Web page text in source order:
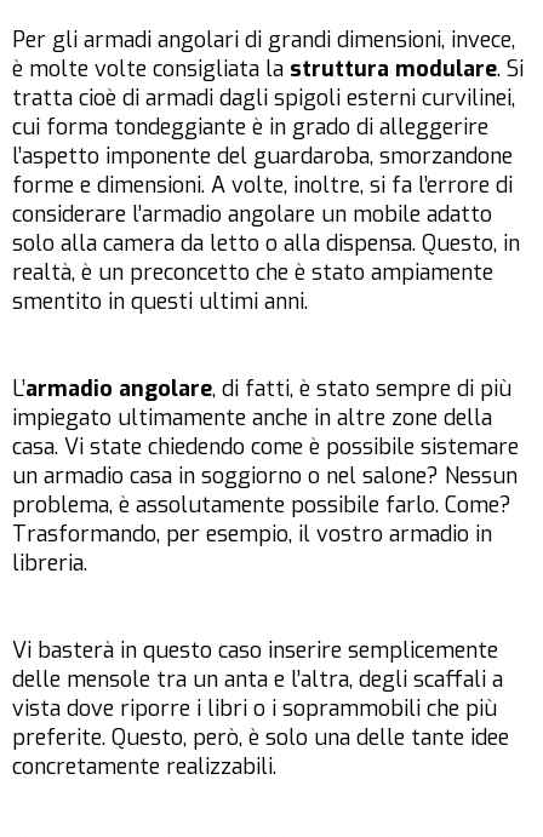
Per gli armadi angolari di grandi dimensioni, invece,
è molte volte consigliata la struttura modulare. Si
tratta cioè di armadi dagli spigoli esterni curvilinei,
cui forma tondeggiante è in grado di alleggerire
l’aspetto imponente del guardaroba, smorzandone
forme e dimensioni. A volte, inoltre, si fa l’errore di
considerare l’armadio angolare un mobile adatto
solo alla camera da letto o alla dispensa. Questo, in
realtà, è un preconcetto che è stato ampiamente
smentito in questi ultimi anni.
L’armadio angolare, di fatti, è stato sempre di più
impiegato ultimamente anche in altre zone della
casa. Vi state chiedendo come è possibile sistemare
un armadio casa in soggiorno o nel salone? Nessun
problema, è assolutamente possibile farlo. Come?
Trasformando, per esempio, il vostro armadio in
libreria.
Vi basterà in questo caso inserire semplicemente
delle mensole tra un anta e l’altra, degli scaffali a
vista dove riporre i libri o i soprammobili che più
preferite. Questo, però, è solo una delle tante idee
concretamente realizzabili.